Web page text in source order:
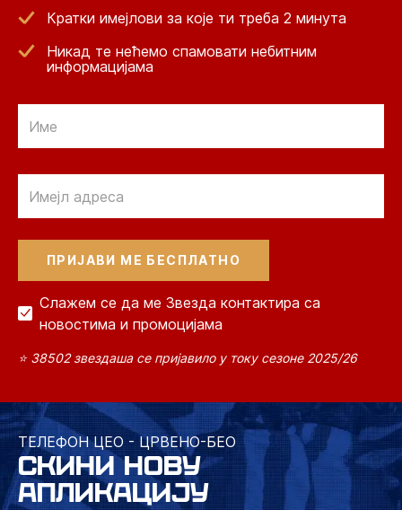
Кратки имејлови за које ти треба 2 минута
Никад те нећемо спамовати небитним
информацијама
Слажем се да ме Звезда контактира са
новостима и промоцијама
⭐ 38502 звездаша се пријавило у току сезоне 2025/26
ТЕЛЕФОН ЦЕО - ЦРВЕНО-БЕО
СКИНИ НОВУ
АПЛИКАЦИЈУ